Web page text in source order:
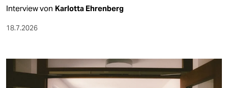
Interview von Karlotta Ehrenberg
18.7.2026